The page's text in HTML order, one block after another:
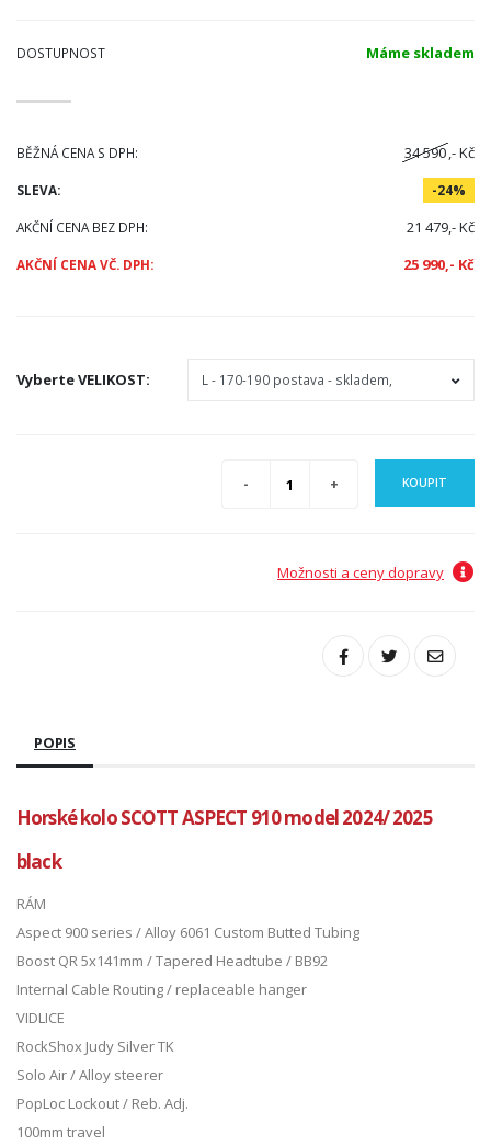
DOSTUPNOST Máme skladem
BĚŽNÁ CENA S DPH: 34 590,- Kč
SLEVA: -24%
AKČNÍ CENA BEZ DPH: 21 479,- Kč
AKČNÍ CENA VČ. DPH: 25 990,- Kč
VyberteVELIKOST:
KOUPIT
Možnosti a ceny dopravy
POPIS
Horské kolo SCOTT ASPECT 910 model 2024/ 2025
black
RÁM
Aspect 900 series / Alloy 6061 Custom Butted Tubing
Boost QR 5x141mm / Tapered Headtube / BB92
Internal Cable Routing / replaceable hanger
VIDLICE
RockShox Judy Silver TK
Solo Air / Alloy steerer
PopLoc Lockout / Reb. Adj.
100mm travel